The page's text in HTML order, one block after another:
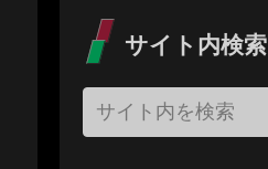
サイト内検索